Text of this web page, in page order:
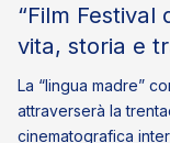
“Film Festival
vita, storia e
La “lingua madre”
attraverserà la
cinematografica